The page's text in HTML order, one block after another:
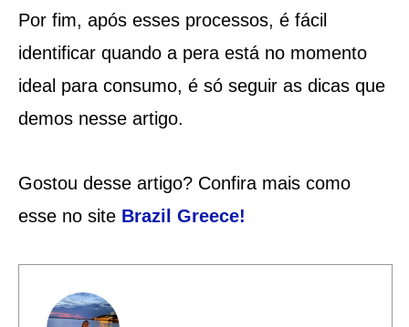
Por fim, após esses processos, é fácil
identificar quando a pera está no momento
ideal para consumo, é só seguir as dicas que
demos nesse artigo.
Gostou desse artigo? Confira mais como
esse no site Brazil Greece!